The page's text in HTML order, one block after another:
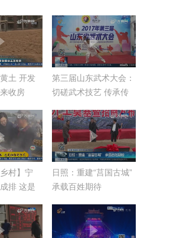
土 开发
收房
第三届山东武术大会：
切磋武术技艺 传承传
村】宁
排 这是
日照：重建“莒国古城”
承载百姓期待